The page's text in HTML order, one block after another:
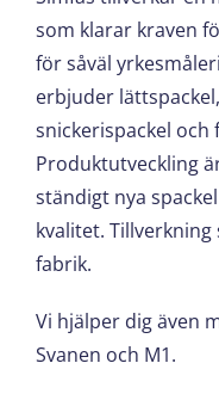
som klarar kraven
för såväl
erbjuder
snickerispackel och
Produktutveckling
ständigt nya
kvalitet.
fabrik.
Vi hjälper dig även
Svanen och M1.